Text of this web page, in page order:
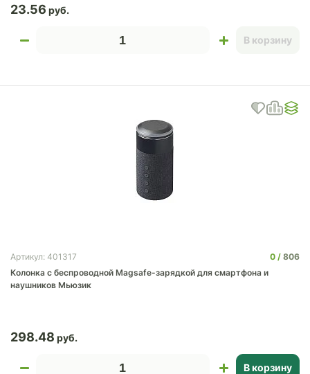
23.56
В корзину
Артикул: 401317 0
806
Колонка с беспроводной Magsafe-зарядкой для смартфона и
наушников Мьюзик
298.48
В корзину